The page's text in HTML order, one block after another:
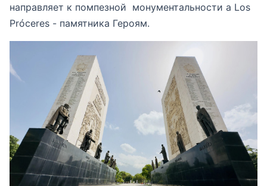
направляет к помпезной монументальности a Los
Próceres - памятника Героям.